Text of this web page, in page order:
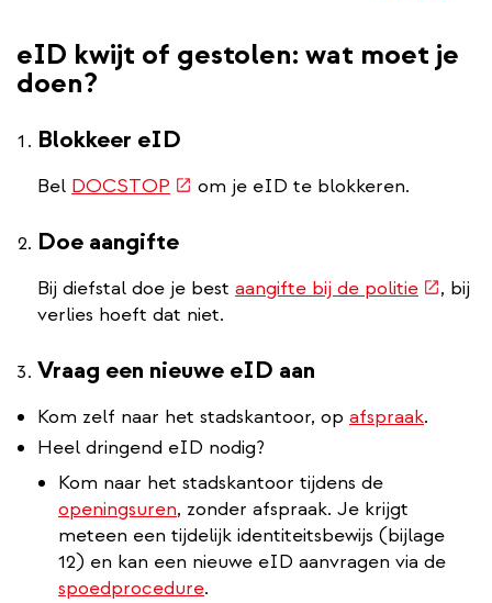
eID kwijt of gestolen: wat moet je
doen?
Blokkeer eID
Bel DOCSTOP (externe
om je eID te blokkeren.
Doe aangifte
Bij diefstal doe je best aangifte bij de politie
, bij
verlies hoeft dat niet.
Vraag een nieuwe eID aan
Kom zelf naar het stadskantoor, op afspraak.
Heel dringend eID nodig?
Kom naar het stadskantoor tijdens de
openingsuren, zonder afspraak. Je krijgt
meteen een tijdelijk identiteitsbewijs (bijlage
12) en kan een nieuwe eID aanvragen via de
spoedprocedure.